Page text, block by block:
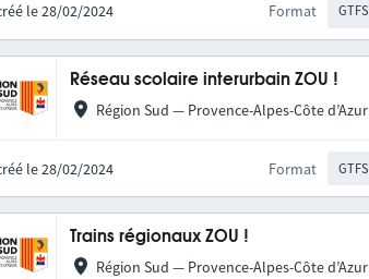
le 28/02/2024 Format GTFS
Réseau scolaire interurbain ZOU !
Région Sud — Provence-Alpes-Côte d’Azur
le 28/02/2024 Format GTFS
Trains régionaux ZOU !
Région Sud — Provence-Alpes-Côte d’Azur